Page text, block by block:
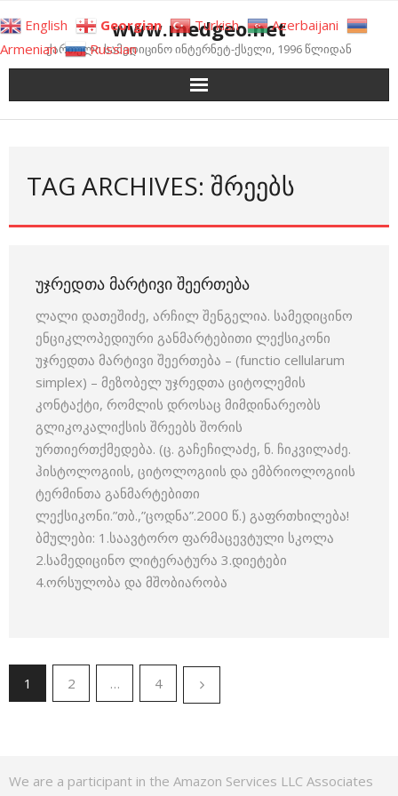
to
content
www.medgeo.net
ქართული სამედიცინო ინტერნეტ-ქსელი, 1996 წლიდან
TAG ARCHIVES: ᲨᲠᲔᲔᲑᲡ
ᲣᲯᲠᲔᲓᲗᲐ ᲛᲐᲠᲢᲘᲕᲘ ᲨᲔᲔᲠᲗᲔᲑᲐ
ლალი დათეშიძე, არჩილ შენგელია. სამედიცინო
ენციკლოპედიური განმარტებითი ლექსიკონი
უჯრედთა მარტივი შეერთება – (functio cellularum
simplex) – მეზობელ უჯრედთა ციტოლემის
კონტაქტი, რომლის დროსაც მიმდინარეობს
გლიკოკალიქსის შრეებს შორის
ურთიერთქმედება. (ც. გაჩეჩილაძე, ნ. ჩიკვილაძე.
ჰისტოლოგიის, ციტოლოგიის და ემბრიოლოგიის
ტერმინთა განმარტებითი
ლექსიკონი.”თბ.,”ცოდნა”.2000 წ.) გაფრთხილება!
ბმულები: 1.საავტორო ფარმაცევტული სკოლა
2.სამედიცინო ლიტერატურა 3.დიეტები
4.ორსულობა და მშობიარობა
1 2 … 4
We are a participant in the Amazon Services LLC Associates
English Georgian Turkish
Azerbaijani
Armenian
Russian